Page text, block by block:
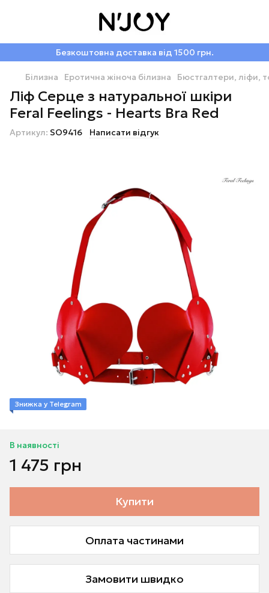
Безкоштовна доставка від 1500 грн.
Білизна Еротична жіноча білизна Бюстгалтери, ліфи,
Ліф Серце з натуральної шкіри
Feral Feelings - Hearts Bra Red
Артикул: SO9416 Написати відгук
Знижка у Telegram
В наявності
1 475 грн
Купити
Оплата частинами
Замовити швидко